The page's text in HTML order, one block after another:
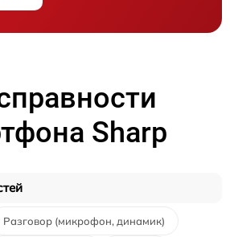
Sharp
Разговор (микрофон, динамик)